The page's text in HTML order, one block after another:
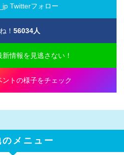
Twitterフォロー
！ 56034人
情報を見逃さない！
トの様子をチェック
メニュー